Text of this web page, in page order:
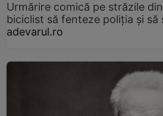
Urmărire comică pe străzile
biciclist să fenteze poliția și să
adevarul.ro